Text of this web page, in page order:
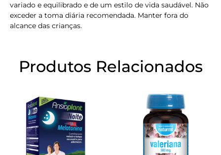
variado e equilibrado e de um estilo de vida saudável. Não
exceder a toma diária recomendada. Manter fora do
alcance das crianças.
Produtos Relacionados